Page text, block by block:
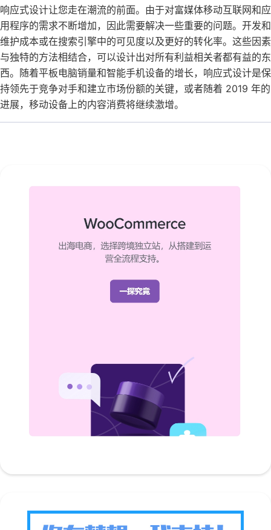
响应式设计让您走在潮流的前面。由于对富媒体移动互联网和应
用程序的需求不断增加，因此需要解决一些重要的问题。开发和
维护成本或在搜索引擎中的可见度以及更好的转化率。这些因素
与独特的方法相结合，可以设计出对所有利益相关者都有益的东
西。随着平板电脑销量和智能手机设备的增长，响应式设计是保
持领先于竞争对手和建立市场份额的关键，或者随着 2019 年的
进展，移动设备上的内容消费将继续激增。